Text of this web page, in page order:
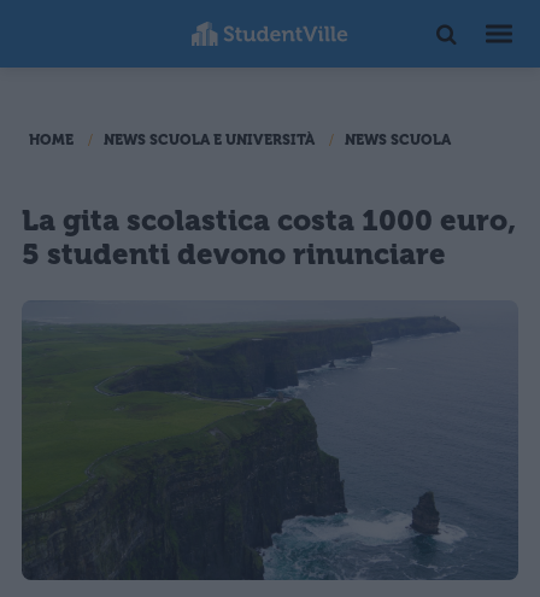
HOME NEWS SCUOLA E UNIVERSITÀ NEWS SCUOLA
La gita scolastica costa 1000 euro,
5 studenti devono rinunciare